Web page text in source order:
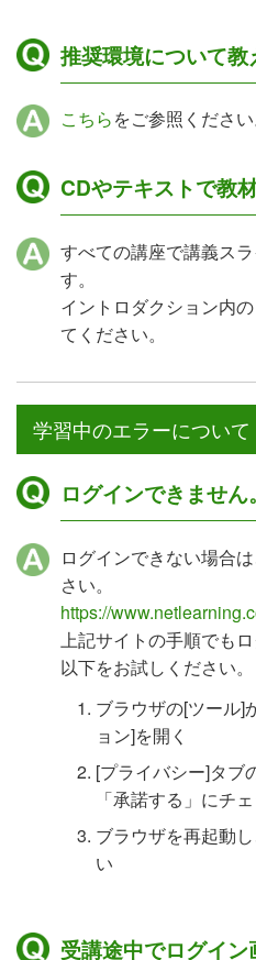
推奨環境について教
こちらをご参照ください
CDやテキストで教
すべての講座で講義ス
す。
イントロダクション内
てください。
学習中のエラーについて
ログインできません。
ログインできない場合
さい。
https://
上記サイトの手順でも
以下をお試しください。
ブラウザの[ツール]
ョン]を開く
[プライバシー]タブ
「承諾する」にチ
ブラウザを再起動
い
受講途中でログイ